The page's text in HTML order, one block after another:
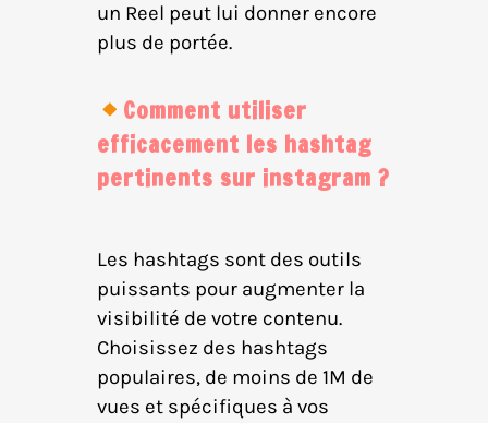
un Reel peut lui donner encore
plus de portée.
Comment utiliser
efficacement les hashtag
pertinents sur instagram ?
Les hashtags sont des outils
puissants pour augmenter la
visibilité de votre contenu.
Choisissez des hashtags
populaires, de moins de 1M de
vues et spécifiques à vos